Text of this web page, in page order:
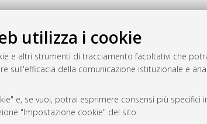
utilizza i cookie
e altri strumenti di tracciamento facoltativi che
sull'efficacia della comunicazione istituzionale e
e, se vuoi, potrai esprimere consensi più specifici
"Impostazione cookie" del sito.